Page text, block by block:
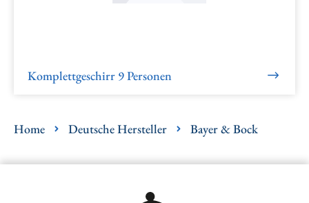
Komplettgeschirr 9 Personen
Home Deutsche Hersteller Bayer & Bock